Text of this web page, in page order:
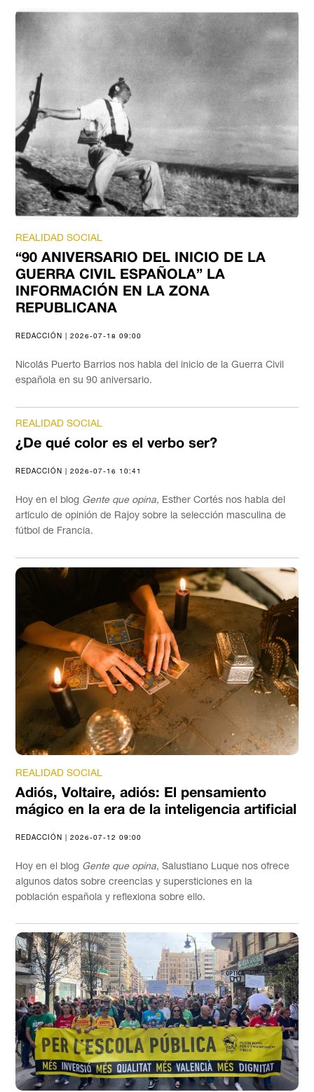
REALIDAD SOCIAL
“90 ANIVERSARIO DEL INICIO DE LA
GUERRA CIVIL ESPAÑOLA” LA
INFORMACIÓN EN LA ZONA
REPUBLICANA
REDACCIÓN | 2026-07-18 09:00
Nicolás Puerto Barrios nos habla del inicio de la Guerra Civil
española en su 90 aniversario.
REALIDAD SOCIAL
¿De qué color es el verbo ser?
REDACCIÓN | 2026-07-16 10:41
Hoy en el blog Gente que opina, Esther Cortés nos habla del
artículo de opinión de Rajoy sobre la selección masculina de
fútbol de Francia.
REALIDAD SOCIAL
Adiós, Voltaire, adiós: El pensamiento
mágico en la era de la inteligencia artificial
REDACCIÓN | 2026-07-12 09:00
Hoy en el blog Gente que opina, Salustiano Luque nos ofrece
algunos datos sobre creencias y supersticiones en la
población española y reflexiona sobre ello.